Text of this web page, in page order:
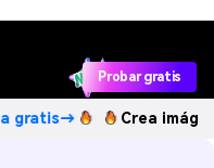
Probar gratis
Crea imágenes IA